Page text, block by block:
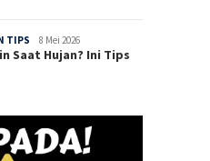
TIPS 8 Mei 2026
Saat Hujan? Ini Tips